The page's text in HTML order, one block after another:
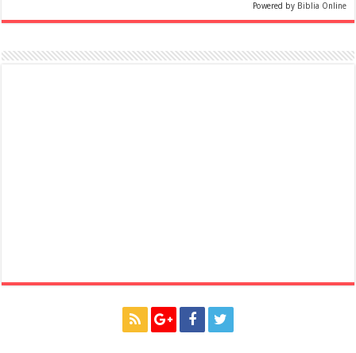
Powered by Biblia Online